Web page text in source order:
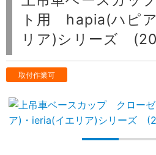
ト用 hapia(ハピ
リア)シリーズ
取付作業可